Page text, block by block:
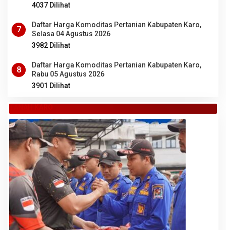
4037 Dilihat
7
Daftar Harga Komoditas Pertanian Kabupaten Karo,
Selasa 04 Agustus 2026
3982 Dilihat
8
Daftar Harga Komoditas Pertanian Kabupaten Karo,
Rabu 05 Agustus 2026
3901 Dilihat
TANAH KARO